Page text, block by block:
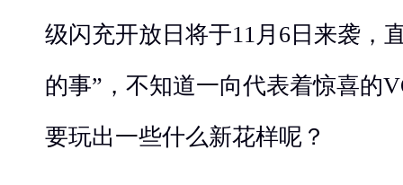
级闪充开放日将于11月6日来袭，
的事”，不知道一向代表着惊喜的
要玩出一些什么新花样呢？